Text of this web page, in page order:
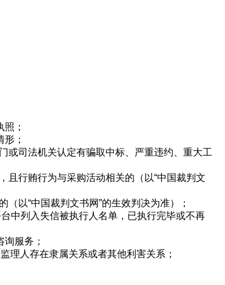
；
；
或司法机关认定有骗取中标、严重违约、重大工
且行贿行为与采购活动相关的（以“中国裁判文
以“中国裁判文书网”的生效判决为准）；
中列入失信被执行人名单，已执行完毕或不再
服务；
理人存在隶属关系或者其他利害关系；